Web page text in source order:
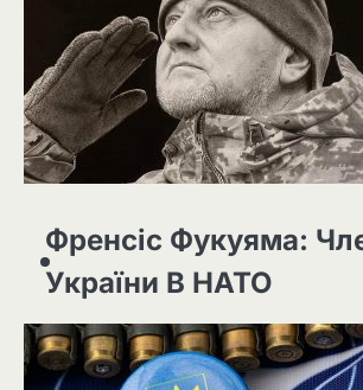
Френсіс Фукуяма:
України В НАТО